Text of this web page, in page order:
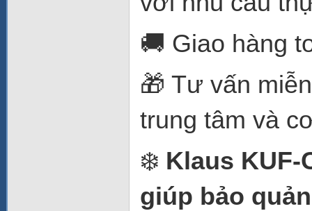
🚚 Giao hàng
🎁 Tư vấn
trung tâm và
❄️ Klaus KUF-
giúp bảo